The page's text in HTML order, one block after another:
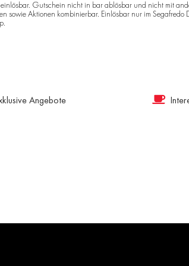
Gutschein nicht in bar ablösbar und nicht mit
sowie Aktionen kombinierbar. Einlösbar nur im Segafredo
Angebote